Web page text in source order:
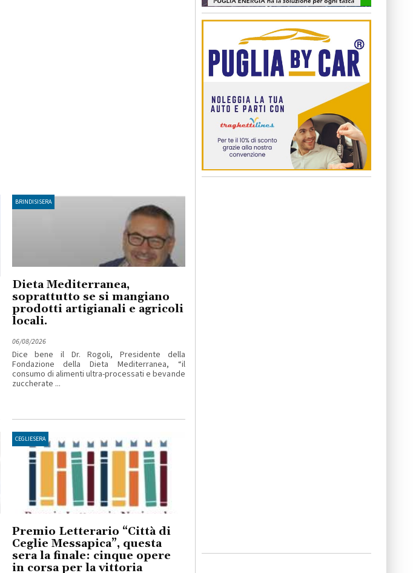
BRINDISISERA
Dieta Mediterranea,
soprattutto se si mangiano
prodotti artigianali e agricoli
locali.
06/08/2026
Dice bene il Dr. Rogoli, Presidente della
Fondazione della Dieta Mediterranea, “il
consumo di alimenti ultra-processati e bevande
zuccherate ...
CEGLIESERA
Premio Letterario “Città di
Ceglie Messapica”, questa
sera la finale: cinque opere
in corsa per la vittoria